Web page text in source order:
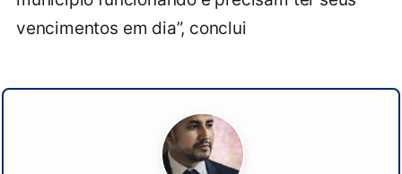
vencimentos em dia”, conclui